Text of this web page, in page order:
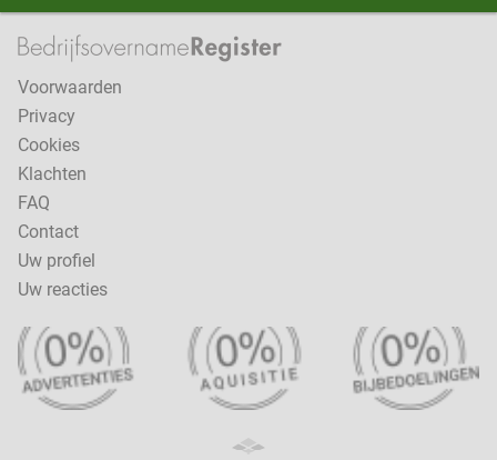
Voorwaarden
Privacy
Cookies
Klachten
FAQ
Contact
Uw profiel
Uw reacties